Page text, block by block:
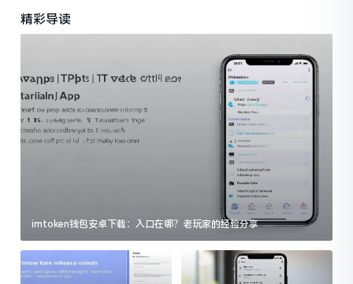
精彩导读
imtoken钱包安卓下载：入口在哪？老玩家的经验分享